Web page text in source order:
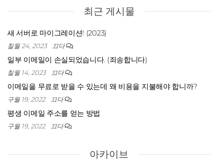
최근 게시물
새 서버로 마이그레이션! (2023)
칠월 24, 2023 끄다
일부 이메일이 손실되었습니다. (죄송합니다)
칠월 14, 2023 끄다
이메일을 무료로 받을 수 있는데 왜 비용을 지불해야 합니까?
구월 19, 2022 끄다
평생 이메일 주소를 얻는 방법
구월 19, 2022 끄다
아카이브